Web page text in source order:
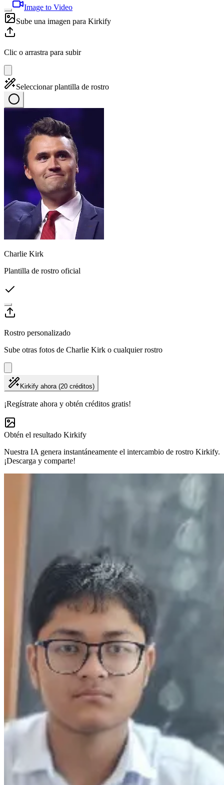
Image to Video
Sube una imagen para Kirkify
Clic o arrastra para subir
Seleccionar plantilla de rostro
Charlie Kirk
Plantilla de rostro oficial
Rostro personalizado
Sube otras fotos de Charlie Kirk o cualquier rostro
Kirkify ahora (20 créditos)
¡Regístrate ahora y obtén créditos gratis!
Obtén el resultado Kirkify
Nuestra IA genera instantáneamente el intercambio de rostro Kirkify.
¡Descarga y comparte!